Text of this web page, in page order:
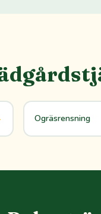
Ogräsrensning